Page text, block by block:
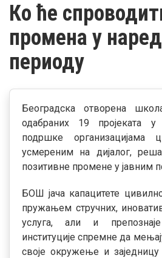
Ко ће
промена у
периоду
Београдска отворена
одабраних 19 пројеката
подршке организацијама
усмереним на дијалог,
позитивне промене у јавним
БОШ јача капацитете
пружањем стручних,
услуга, али и
институције спремне да
своје окружење и заједницу